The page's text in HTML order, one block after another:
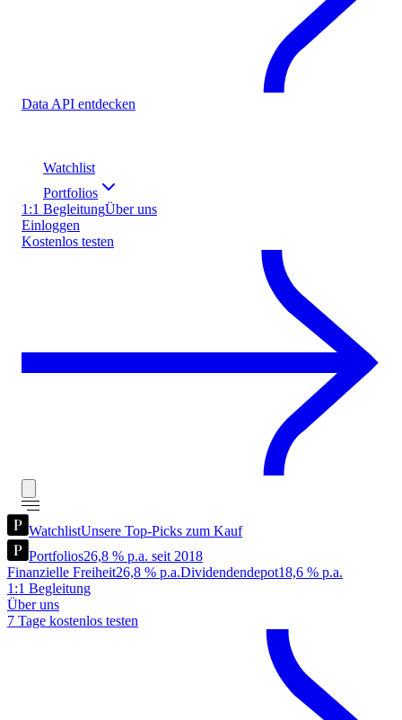
Data API entdecken
Watchlist
Portfolios
1:1 BegleitungÜber uns
Einloggen
Kostenlos testen
WatchlistUnsere Top-Picks zum Kauf
Portfolios26,8 % p.a. seit 2018
Finanzielle Freiheit26,8 % p.a.Dividendendepot18,6 % p.a.
1:1 Begleitung
Über uns
7 Tage kostenlos testen